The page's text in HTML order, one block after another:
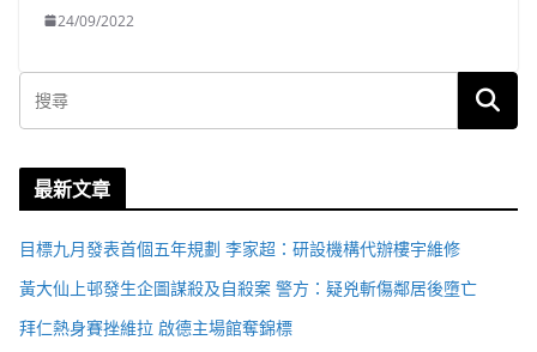
24/09/2022
最新文章
目標九月發表首個五年規劃 李家超：研設機構代辦樓宇維修
黃大仙上邨發生企圖謀殺及自殺案 警方：疑兇斬傷鄰居後墮亡
拜仁熱身賽挫維拉 啟德主場館奪錦標